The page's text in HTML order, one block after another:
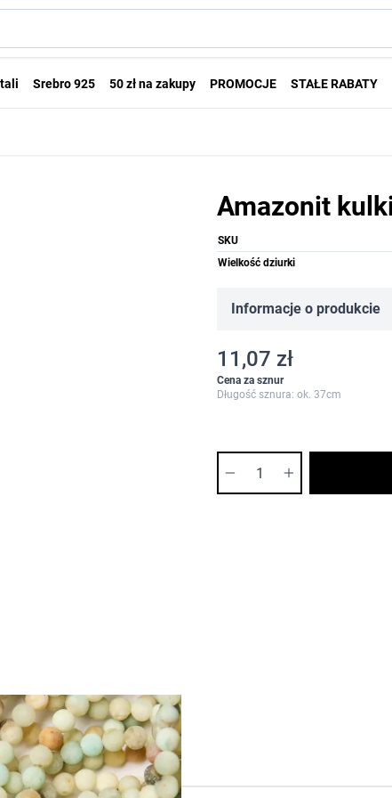
Srebro 925 50 zł na zakupy PROMOCJE STAŁE RABATY
Amazonit
SKU
Wielkość dziurki
Informacje o produkcie
11,07 zł
Cena za sznur
Długość sznura: ok. 37cm